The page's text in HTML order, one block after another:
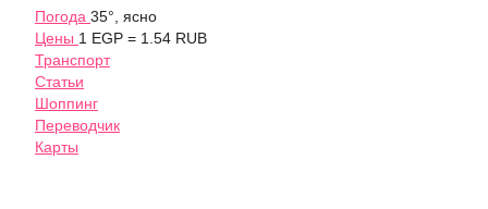
Погода 35°, ясно
Цены 1 EGP = 1.54 RUB
Транспорт
Статьи
Шоппинг
Переводчик
Карты